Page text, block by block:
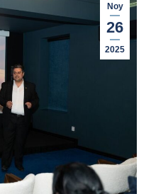
Noy
26
2025